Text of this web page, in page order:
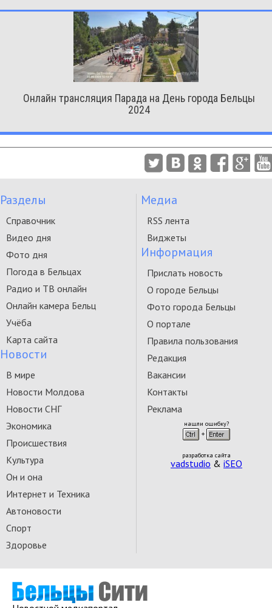
Онлайн трансляция Парада на День города Бельцы
2024
Разделы
Справочник
Видео дня
Фото дня
Погода в Бельцах
Радио и ТВ онлайн
Онлайн камера Бельц
Учёба
Карта сайта
Новости
В мире
Новости Молдова
Новости СНГ
Экономика
Происшествия
Культура
Он и она
Интернет и Техника
Автоновости
Спорт
Здоровье
Медиа
RSS лента
Виджеты
Информация
Прислать новость
О городе Бельцы
Фото города Бельцы
О портале
Правила пользования
Редакция
Вакансии
Контакты
Реклама
нашли ошибку?
разработка сайта
vadstudio & iSEO